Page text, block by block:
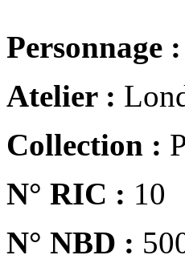
Personnage :
Atelier :
Collection :
N° RIC : 10
N° NBD :